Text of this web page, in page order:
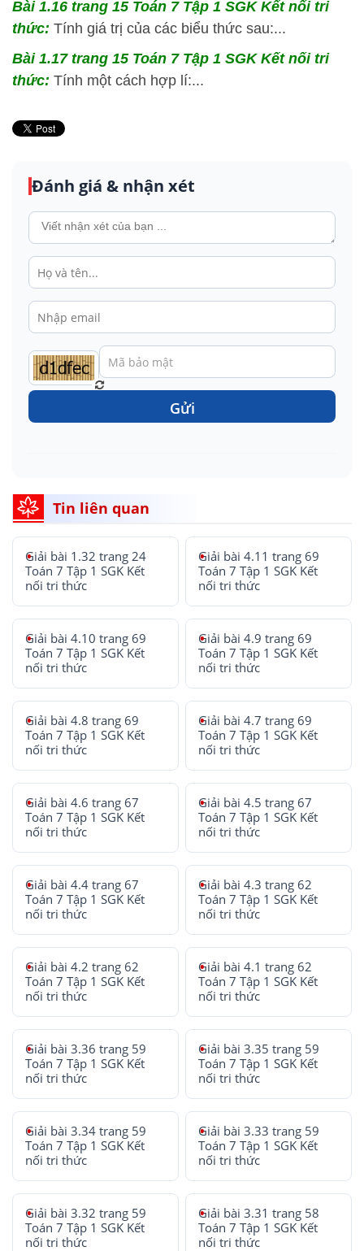
Bài 1.16 trang 15 Toán 7 Tập 1 SGK Kết nối tri
thức: Tính giá trị của các biểu thức sau:...
Bài 1.17 trang 15 Toán 7 Tập 1 SGK Kết nối tri
thức: Tính một cách hợp lí:...
Đánh giá & nhận xét
Gửi
Tin liên quan
Giải bài 1.32 trang 24
Toán 7 Tập 1 SGK Kết
nối tri thức
Giải bài 4.11 trang 69
Toán 7 Tập 1 SGK Kết
nối tri thức
Giải bài 4.10 trang 69
Toán 7 Tập 1 SGK Kết
nối tri thức
Giải bài 4.9 trang 69
Toán 7 Tập 1 SGK Kết
nối tri thức
Giải bài 4.8 trang 69
Toán 7 Tập 1 SGK Kết
nối tri thức
Giải bài 4.7 trang 69
Toán 7 Tập 1 SGK Kết
nối tri thức
Giải bài 4.6 trang 67
Toán 7 Tập 1 SGK Kết
nối tri thức
Giải bài 4.5 trang 67
Toán 7 Tập 1 SGK Kết
nối tri thức
Giải bài 4.4 trang 67
Toán 7 Tập 1 SGK Kết
nối tri thức
Giải bài 4.3 trang 62
Toán 7 Tập 1 SGK Kết
nối tri thức
Giải bài 4.2 trang 62
Toán 7 Tập 1 SGK Kết
nối tri thức
Giải bài 4.1 trang 62
Toán 7 Tập 1 SGK Kết
nối tri thức
Giải bài 3.36 trang 59
Toán 7 Tập 1 SGK Kết
nối tri thức
Giải bài 3.35 trang 59
Toán 7 Tập 1 SGK Kết
nối tri thức
Giải bài 3.34 trang 59
Toán 7 Tập 1 SGK Kết
nối tri thức
Giải bài 3.33 trang 59
Toán 7 Tập 1 SGK Kết
nối tri thức
Giải bài 3.32 trang 59
Toán 7 Tập 1 SGK Kết
nối tri thức
Giải bài 3.31 trang 58
Toán 7 Tập 1 SGK Kết
nối tri thức